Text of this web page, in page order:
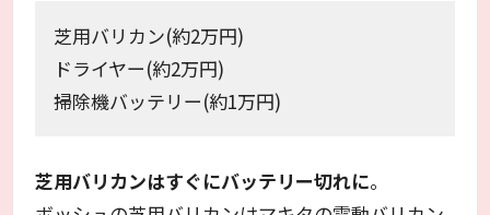
芝用バリカン(約2万円)
ドライヤー(約2万円)
掃除機バッテリー(約1万円)
芝用バリカンはすぐにバッテリー切れに。